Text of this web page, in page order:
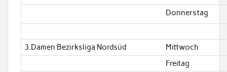
Donnerstag
3.Damen Bezirksliga Nordsüd
Mittwoch
Freitag